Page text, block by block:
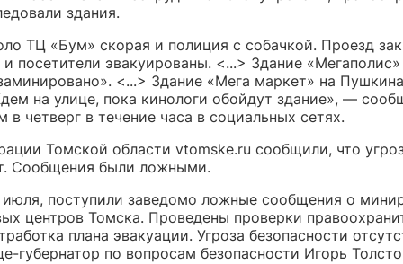
здания.
ТЦ «Бум» скорая и полиция с собачкой. Проезд
посетители эвакуированы. <...> Здание «Мегаполис»
<...> Здание «Мега маркет» на
на улице, пока кинологи обойдут здание», —
в четверг в течение часа в социальных сетях.
Томской области vtomske.ru сообщили, что
Сообщения были ложными.
июля, поступили заведомо ложные сообщения о
центров Томска. Проведены проверки
плана эвакуации. Угроза безопасности
губернатор по вопросам безопасности Игорь